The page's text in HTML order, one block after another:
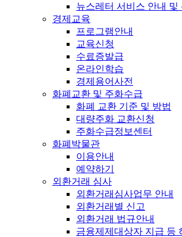
뉴스레터 서비스 안내 및
경제교육
프로그램안내
교육신청
수료증발급
온라인학습
경제용어사전
화폐교환 및 주화수급
화폐 교환 기준 및 방법
대량주화 교환신청
주화수급정보센터
화폐박물관
이용안내
예약하기
외환거래 심사
외환거래심사업무 안내
외환거래별 신고
외환거래 법규안내
금융제제대상자 지급 등